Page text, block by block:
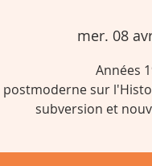
mer. 08
Années
postmoderne sur
subversion et